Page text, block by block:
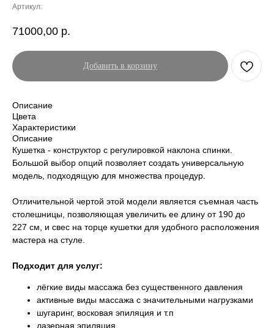
Артикул:
71000,00 р.
Добавить в корзину
Описание
Цвета
Характеристики
Описание
Кушетка - конструктор с регулировкой наклона спинки.
Большой выбор опций позволяет создать универсальную
модель, подходящую для множества процедур.
Отличительной чертой этой модели является съемная часть
столешницы, позволяющая увеличить ее длину от 190 до
227 см, и свес на торце кушетки для удобного расположения
мастера на стуле.
Подходит для услуг:
лёгкие виды массажа без существенного давления
активные виды массажа с значительными нагрузками
шугаринг, восковая эпиляция и т.п
лазерная эпиляция